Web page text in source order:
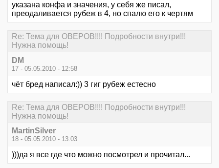
указана конфа и значения, у себя же писал,
преодаливается рубеж в 4, но спалю его к чертям
Re: Тема для ОВЕРОВ!!!! Подробности внутри!!!
Нужна помощь!
DM
17 - 05.05.2010 - 12:58
чёт бред написал:)) 3 гиг рубеж естесно
Re: Тема для ОВЕРОВ!!!! Подробности внутри!!!
Нужна помощь!
MartinSilver
18 - 05.05.2010 - 13:03
)))да я все где что можно посмотрел и прочитал...